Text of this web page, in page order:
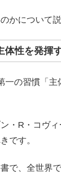
かについて説
体性を発揮
一の習慣「
・R・コヴィ
です。
で、全世界